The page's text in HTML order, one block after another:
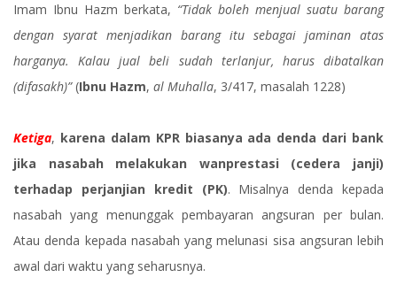
Imam Ibnu Hazm berkata, “Tidak boleh menjual suatu barang
dengan syarat menjadikan barang itu sebagai jaminan atas
harganya. Kalau jual beli sudah terlanjur, harus dibatalkan
(difasakh)”(Ibnu Hazm, al Muhalla, 3/417, masalah 1228)
Ketiga, karena dalam KPR biasanya ada denda dari bank
jika nasabah melakukan wanprestasi (cedera janji)
terhadap perjanjian kredit (PK). Misalnya denda kepada
nasabah yang menunggak pembayaran angsuran per bulan.
Atau denda kepada nasabah yang melunasi sisa angsuran lebih
awal dari waktu yang seharusnya.